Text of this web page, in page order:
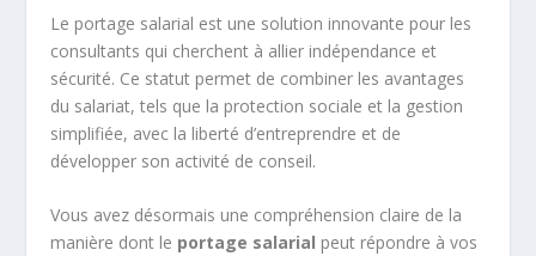
Le portage salarial est une solution innovante pour les
consultants qui cherchent à allier indépendance et
sécurité. Ce statut permet de combiner les avantages
du salariat, tels que la protection sociale et la gestion
simplifiée, avec la liberté d’entreprendre et de
développer son activité de conseil.
Vous avez désormais une compréhension claire de la
manière dont le portage salarial peut répondre à vos